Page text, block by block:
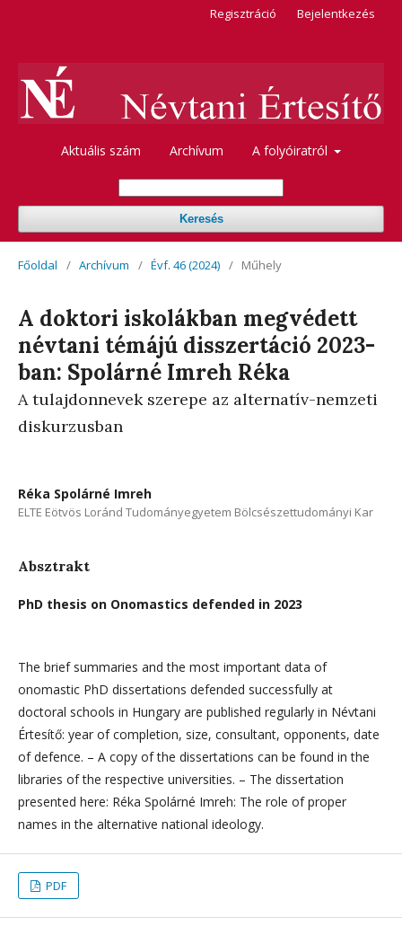
Aktuális szám Archívum A folyóiratról
Keresés
Regisztráció Bejelentkezés
Főoldal / Archívum / Évf. 46 (2024) / Műhely
A doktori iskolákban megvédett
névtani témájú disszertáció 2023-
ban: Spolárné Imreh Réka
A tulajdonnevek szerepe az alternatív-nemzeti
diskurzusban
Réka Spolárné Imreh
ELTE Eötvös Loránd Tudományegyetem Bölcsészettudományi Kar
Absztrakt
PhD thesis on Onomastics defended in 2023
The brief summaries and the most important data of
onomastic PhD dissertations defended successfully at
doctoral schools in Hungary are published regularly in Névtani
Értesítő: year of completion, size, consultant, opponents, date
of defence. – A copy of the dissertations can be found in the
libraries of the respective universities. – The dissertation
presented here: Réka Spolárné Imreh: The role of proper
names in the alternative national ideology.
PDF